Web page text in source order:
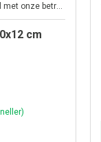
Maak uw tuinindeling simpel met onze betrouwbare betonbielzen
cm